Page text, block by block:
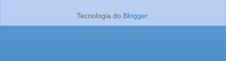
Tecnologia do Blogger.